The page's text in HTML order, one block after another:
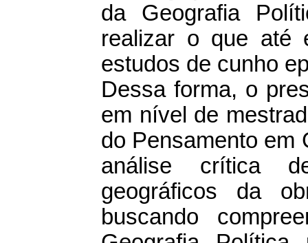
da Geografia
realizar o que até
estudos de cunho
Dessa forma, o
em nível de
do Pensamento em
análise crítica
geográficos da
buscando